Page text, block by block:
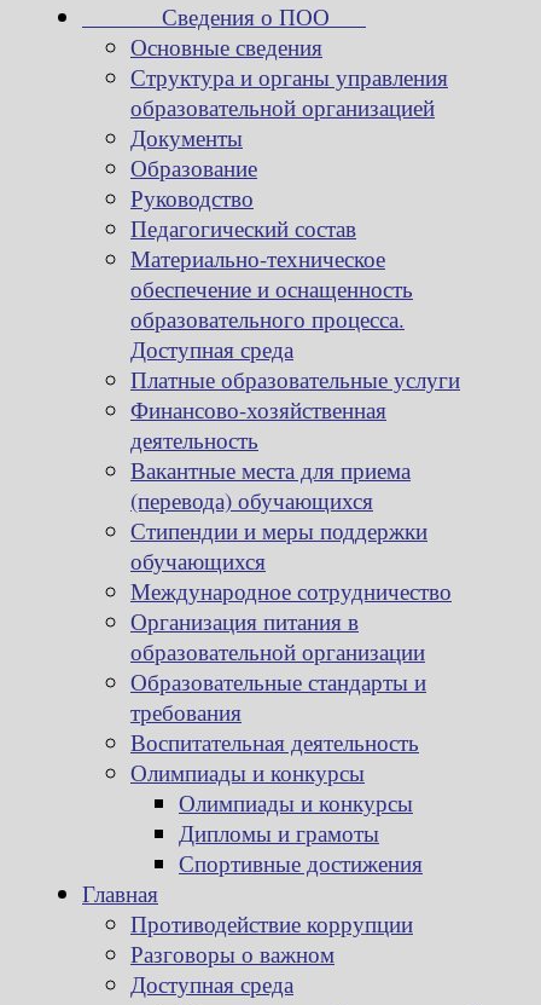
Сведения о ПОО
Основные сведения
Структура и органы управления
образовательной организацией
Документы
Образование
Руководство
Педагогический состав
Материально-техническое
обеспечение и оснащенность
образовательного процесса.
Доступная среда
Платные образовательные услуги
Финансово-хозяйственная
деятельность
Вакантные места для приема
(перевода) обучающихся
Стипендии и меры поддержки
обучающихся
Международное сотрудничество
Организация питания в
образовательной организации
Образовательные стандарты и
требования
Воспитательная деятельность
Олимпиады и конкурсы
Олимпиады и конкурсы
Дипломы и грамоты
Спортивные достижения
Главная
Противодействие коррупции
Разговоры о важном
Доступная среда